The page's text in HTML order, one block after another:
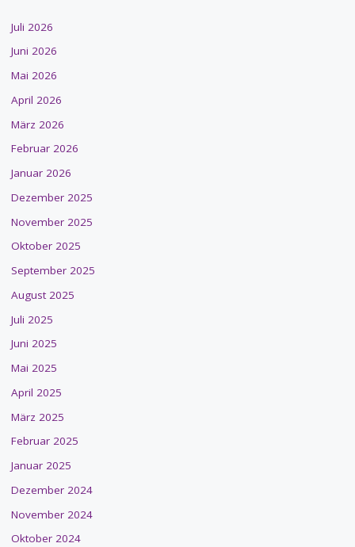
Juli 2026
Juni 2026
Mai 2026
April 2026
März 2026
Februar 2026
Januar 2026
Dezember 2025
November 2025
Oktober 2025
September 2025
August 2025
Juli 2025
Juni 2025
Mai 2025
April 2025
März 2025
Februar 2025
Januar 2025
Dezember 2024
November 2024
Oktober 2024